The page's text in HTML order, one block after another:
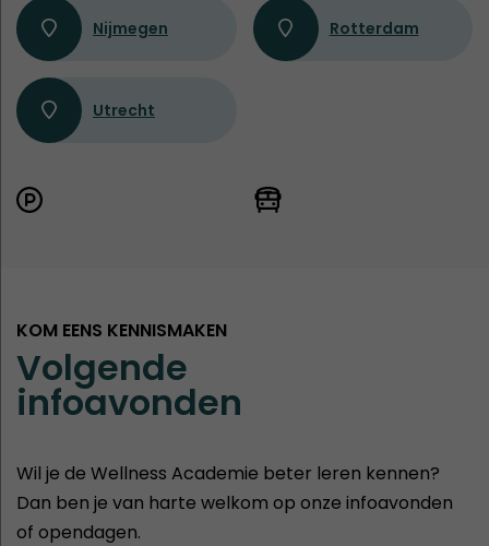
Nijmegen Rotterdam
Utrecht
KOM EENS KENNISMAKEN
Volgende
infoavonden
Wil je de Wellness Academie beter leren kennen?
Dan ben je van harte welkom op onze infoavonden
of opendagen.